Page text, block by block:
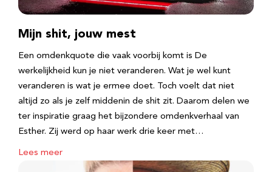
Mijn shit, jouw mest
Een omdenkquote die vaak voorbij komt is De
werkelijkheid kun je niet veranderen. Wat je wel kunt
veranderen is wat je ermee doet. Toch voelt dat niet
altijd zo als je zelf middenin de shit zit. Daarom delen we
ter inspiratie graag het bijzondere omdenkverhaal van
Esther. Zij werd op haar werk drie keer met…
Lees meer